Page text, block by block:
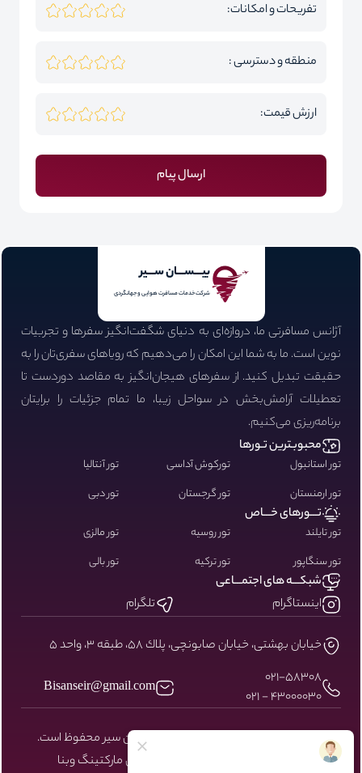
تفریحات و امکانات:
منطقه و دسترسی :
ارزش قیمت:
ارسال پیام
بیـــســـان ســـیر
شرکت خدمات مسافرت هوایی و جهانگردی
آژانس مسافرتی ما، دروازه‌ای به دنیای شگفت‌انگیز سفرها و تجربیات
نوین است. ما به شما این امکان را می‌دهیم که رویاهای سفری‌تان را به
حقیقت تبدیل کنید. از سفرهای هیجان‌انگیز به مقاصد دوردست تا
تعطیلات آرامش‌بخش در سواحل زیبا، ما تمام جزئیات را برایتان
برنامه‌ریزی می‌کنیم.
محبوبـترین تـورها
تور استانبول تورکوش آداسی
تور آنتالیا
تور ارمنستان
تور گرجستان تور دبی
تـــورهای خـــاص
تور تایلند تور روسیه
تور مالزی
تور سنگاپور
تور ترکیه تور بالی
شبکـــه های اجتمـــاعی
اینستاگرام
تلگرام
خيابان بهشتى، خيابان صابونچى، پلاك ٥٨، طبقه ٣، واحد ٥
۰۲۱-58308
43000030 - 021
Bisanseir@gmail.com
کلیه حقوق مادی و معنوی سایت نزد بیسان سیر محفوظ است.
طراحی و توسعه توسط شرکت دیجیتال مارکتینگوبنا